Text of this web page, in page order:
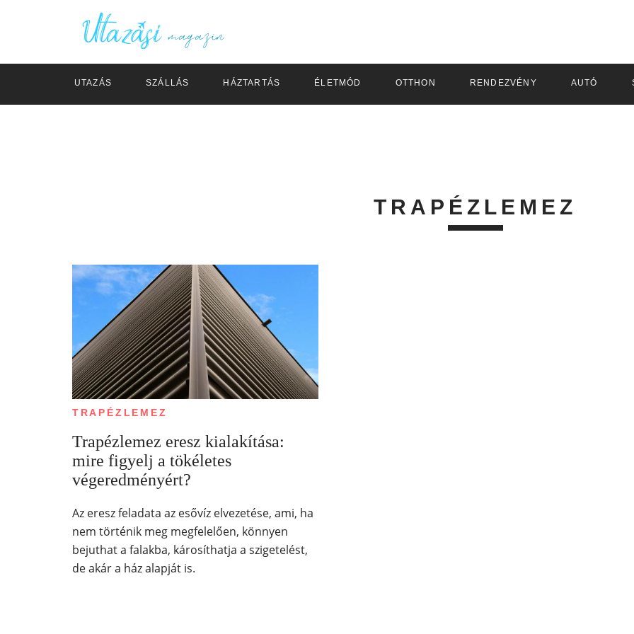
UTAZÁS SZÁLLÁS HÁZTARTÁS ÉLETMÓD OTTHON RENDEZVÉNY AUTÓ
TRAPÉZLEMEZ
TRAPÉZLEMEZ
Trapézlemez eresz kialakítása:
mire figyelj a tökéletes
végeredményért?
Az eresz feladata az esővíz elvezetése, ami, ha
nem történik meg megfelelően, könnyen
bejuthat a falakba, károsíthatja a szigetelést,
de akár a ház alapját is.